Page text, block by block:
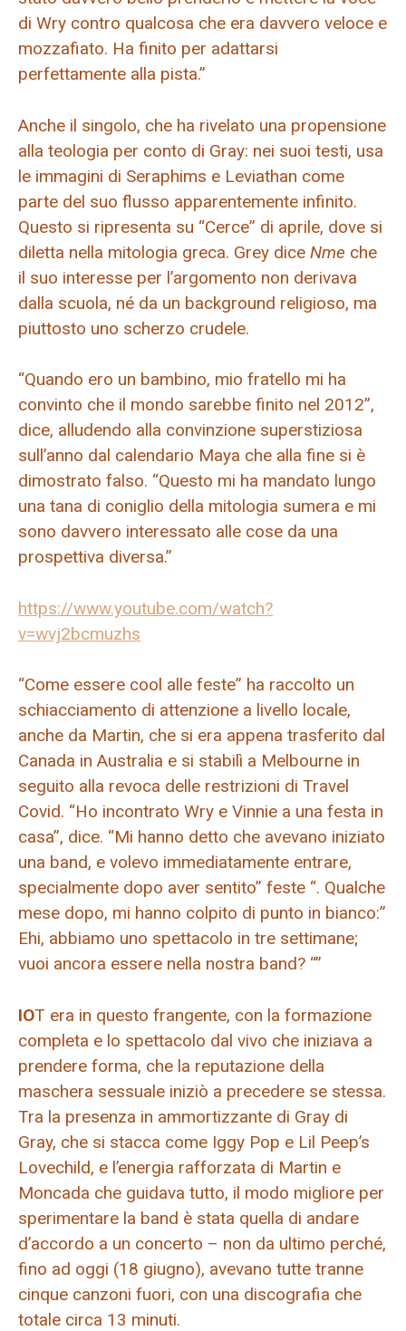
di Wry contro qualcosa che era davvero veloce e
mozzafiato. Ha finito per adattarsi
perfettamente alla pista.”
Anche il singolo, che ha rivelato una propensione
alla teologia per conto di Gray: nei suoi testi, usa
le immagini di Seraphims e Leviathan come
parte del suo flusso apparentemente infinito.
Questo si ripresenta su “Cerce” di aprile, dove si
diletta nella mitologia greca. Grey dice Nme che
il suo interesse per l’argomento non derivava
dalla scuola, né da un background religioso, ma
piuttosto uno scherzo crudele.
“Quando ero un bambino, mio ​​fratello mi ha
convinto che il mondo sarebbe finito nel 2012”,
dice, alludendo alla convinzione superstiziosa
sull’anno dal calendario Maya che alla fine si è
dimostrato falso. “Questo mi ha mandato lungo
una tana di coniglio della mitologia sumera e mi
sono davvero interessato alle cose da una
prospettiva diversa.”
https://www.youtube.com/watch?
v=wvj2bcmuzhs
“Come essere cool alle feste” ha raccolto un
schiacciamento di attenzione a livello locale,
anche da Martin, che si era appena trasferito dal
Canada in Australia e si stabilì a Melbourne in
seguito alla revoca delle restrizioni di Travel
Covid. “Ho incontrato Wry e Vinnie a una festa in
casa”, dice. “Mi hanno detto che avevano iniziato
una band, e volevo immediatamente entrare,
specialmente dopo aver sentito” feste “. Qualche
mese dopo, mi hanno colpito di punto in bianco:”
Ehi, abbiamo uno spettacolo in tre settimane;
vuoi ancora essere nella nostra band? “”
IOT era in questo frangente, con la formazione
completa e lo spettacolo dal vivo che iniziava a
prendere forma, che la reputazione della
maschera sessuale iniziò a precedere se stessa.
Tra la presenza in ammortizzante di Gray di
Gray, che si stacca come Iggy Pop e Lil Peep’s
Lovechild, e l’energia rafforzata di Martin e
Moncada che guidava tutto, il modo migliore per
sperimentare la band è stata quella di andare
d’accordo a un concerto – non da ultimo perché,
fino ad oggi (18 giugno), avevano tutte tranne
cinque canzoni fuori, con una discografia che
totale circa 13 minuti.